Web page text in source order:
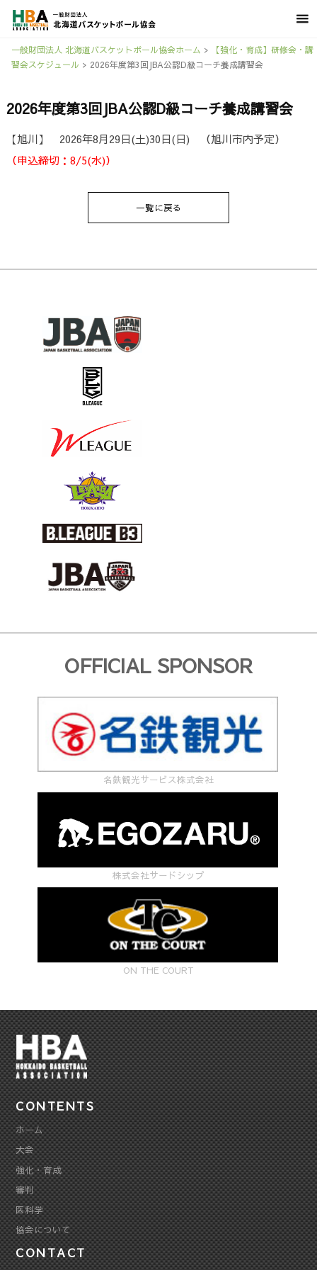
一般財団法人 北海道バスケットボール協会ホーム >
【強化・育成】研修会・講
習会スケジュール > 2026年度第3回JBA公認D級コーチ養成講習会
2026年度第3回JBA公認D級コーチ養成講習会
【旭川】 2026年8月29日(土)30日(日) （旭川市内予定）
（申込締切：8/5(水)）
一覧に戻る
OFFICIAL SPONSOR
名鉄観光サービス株式会社
株式会社サードシップ
ON THE COURT
CONTENTS
ホーム
大会
強化・育成
審判
医科学
協会について
CONTACT